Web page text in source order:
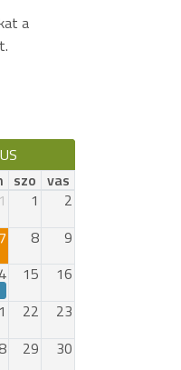
a
szo vas
1
2
7 8
9
15
16
22
23
29
30